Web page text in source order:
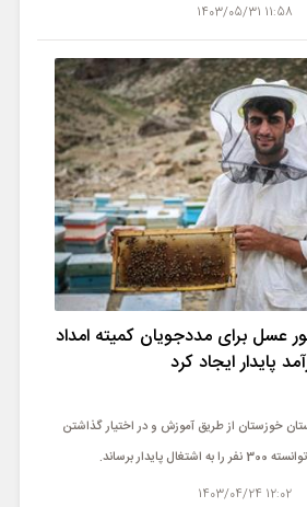
11:58 1403/05/31
عسل برای مددجویان کمیته امداد
پایدار ایجاد کرد
خوزستان از طریق آموزش و در اختیار گذاشتن
برساند.
12:02 1403/04/24